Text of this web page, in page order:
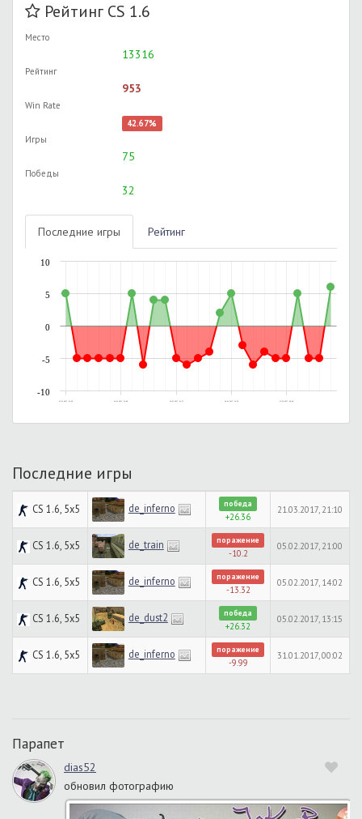
Рейтинг CS 1.6
Место
13316
Рейтинг
953
Win Rate
42.67%
Игры
75
Победы
32
Последние игры Рейтинг
13.01.2017, 23:30 14.01.2017, 23:40 22.01.2017, 01:17 24.01.2017, 23:36 31.01.2017, 00:38
-10
-5
0
5
10
Последние игры
CS 1.6, 5x5 de_inferno победа
+26.36
21.03.2017, 21:10
CS 1.6, 5x5 de_train поражение
-10.2
05.02.2017, 21:00
CS 1.6, 5x5 de_inferno поражение
-13.32
05.02.2017, 14:02
CS 1.6, 5x5 de_dust2 победа
+26.32
05.02.2017, 13:15
CS 1.6, 5x5 de_inferno поражение
-9.99
31.01.2017, 00:02
Парапет
dias52
обновил фотографию